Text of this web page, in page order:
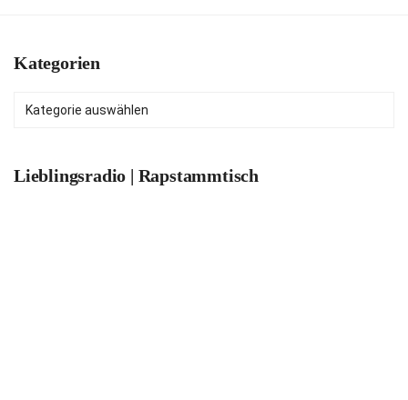
Kategorien
Kategorien
Lieblingsradio | Rapstammtisch